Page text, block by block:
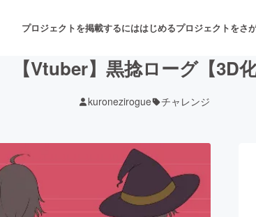
プロジェクトを掲載するにははじめるプロジェクトをさ
音楽 舞台・パフォ
ゲーム・サービス開発
【Vtuber】黒捻ローグ【3D化
kuronezirogue チャレンジ